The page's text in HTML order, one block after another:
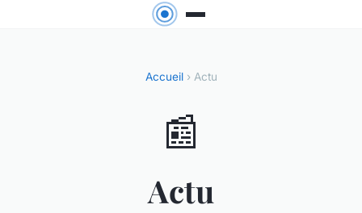
Accueil› Actu
📰
Actu